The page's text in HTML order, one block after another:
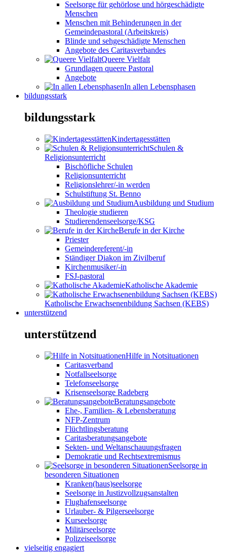
Seelsorge für gehörlose und hörgeschädigte
Menschen
Menschen mit Behinderungen in der
Gemeindepastoral (Arbeitskreis)
Blinde und sehgeschädigte Menschen
Angebote des Caritasverbandes
Queere Vielfalt
Grundlagen queere Pastoral
Angebote
In allen Lebensphasen
bildungsstark
bildungsstark
Kindertagesstätten
Schulen &
Religionsunterricht
Bischöfliche Schulen
Religionsunterricht
Religionslehrer/-in werden
Schulstiftung St. Benno
Ausbildung und Studium
Theologie studieren
Studierendenseelsorge/KSG
Berufe in der Kirche
Priester
Gemeindereferent/-in
Ständiger Diakon im Zivilberuf
Kirchenmusiker/-in
FSJ-pastoral
Katholische Akademie
Katholische Erwachsenenbildung Sachsen (KEBS)
unterstützend
unterstützend
Hilfe in Notsituationen
Caritasverband
Notfallseelsorge
Telefonseelsorge
Krisenseelsorge Radeberg
Beratungsangebote
Ehe-, Familien- & Lebensberatung
NFP-Zentrum
Flüchtlingsberatung
Caritasberatungsangebote
Sekten- und Weltanschauungsfragen
Demokratie und Rechtsextremismus
Seelsorge in
besonderen Situationen
Kranken(haus)seelsorge
Seelsorge in Justizvollzugsanstalten
Flughafenseelsorge
Urlauber- & Pilgerseelsorge
Kurseelsorge
Militärseelsorge
Polizeiseelsorge
vielseitig engagiert